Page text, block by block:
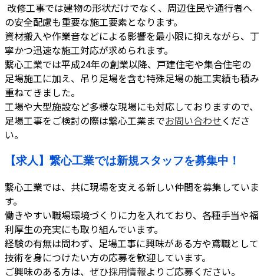
改修工事では建物の形状だけでなく、周辺住民や通行者へ
の安全配慮も重要な施工要素となります。
資材搬入や作業音などによる影響を最小限に抑えながら、丁
寧かつ迅速な施工対応が求められます。
繋心工業では平成24年の創業以降、戸建住宅や集合住宅の
足場施工に加え、吊り足場を含む特殊足場の施工実績も積み
重ねてきました。
工場や大型施設など多様な現場にも対応しておりますので、
足場工事をご検討の際は繋心工業までお問い合わせくださ
い。
【求人】繋心工業では新規スタッフを募集中！
繋心工業では、共に現場を支える新しい仲間を募集していま
す。
働きやすい職場環境づくりに力を入れており、各種手当や福
利厚生の充実にも取り組んでいます。
経験の有無は問わず、足場工事に興味がある方や鳶職として
技術を身につけたい方の応募を歓迎しています。
ご興味のある方は、ぜひ採用情報よりご応募ください。